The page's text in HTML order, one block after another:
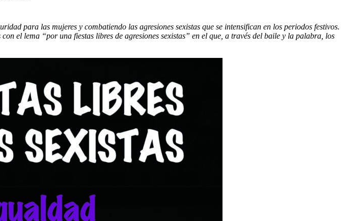
para las mujeres y combatiendo las agresiones sexistas que se intensifican en los periodos festivos.
el lema “por una fiestas libres de agresiones sexistas” en el que, a través del baile y la palabra, los